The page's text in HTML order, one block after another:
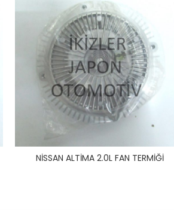
NİSSAN ALTİMA 2.0L FAN TERMİĞİ